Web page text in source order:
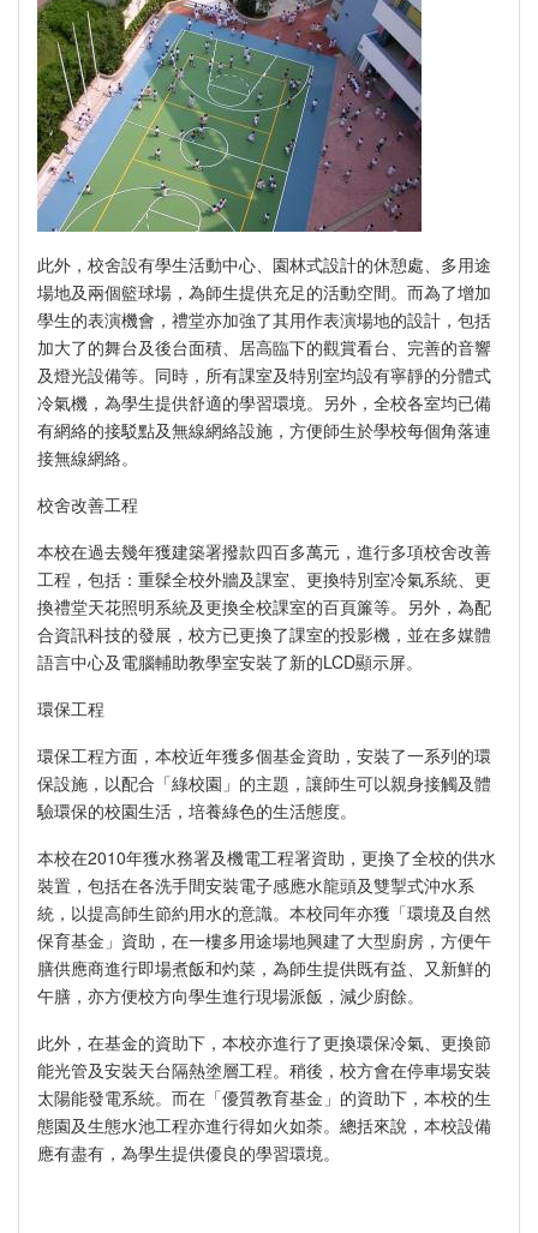
此外，校舍設有學生活動中心、園林式設計的休憩處、多用途
場地及兩個籃球場，為師生提供充足的活動空間。而為了增加
學生的表演機會，禮堂亦加強了其用作表演場地的設計，包括
加大了的舞台及後台面積、居高臨下的觀賞看台、完善的音響
及燈光設備等。同時，所有課室及特別室均設有寧靜的分體式
冷氣機，為學生提供舒適的學習環境。另外，全校各室均已備
有網絡的接駁點及無線網絡設施，方便師生於學校每個角落連
接無線網絡。
校舍改善工程
本校在過去幾年獲建築署撥款四百多萬元，進行多項校舍改善
工程，包括：重髹全校外牆及課室、更換特別室冷氣系統、更
換禮堂天花照明系統及更換全校課室的百頁簾等。另外，為配
合資訊科技的發展，校方已更換了課室的投影機，並在多媒體
語言中心及電腦輔助教學室安裝了新的LCD顯示屏。
環保工程
環保工程方面，本校近年獲多個基金資助，安裝了一系列的環
保設施，以配合「綠校園」的主題，讓師生可以親身接觸及體
驗環保的校園生活，培養綠色的生活態度。
本校在2010年獲水務署及機電工程署資助，更換了全校的供水
裝置，包括在各洗手間安裝電子感應水龍頭及雙掣式沖水系
統，以提高師生節約用水的意識。本校同年亦獲「環境及自然
保育基金」資助，在一樓多用途場地興建了大型廚房，方便午
膳供應商進行即場煮飯和灼菜，為師生提供既有益、又新鮮的
午膳，亦方便校方向學生進行現場派飯，減少廚餘。
此外，在基金的資助下，本校亦進行了更換環保冷氣、更換節
能光管及安裝天台隔熱塗層工程。稍後，校方會在停車場安裝
太陽能發電系統。而在「優質教育基金」的資助下，本校的生
態園及生態水池工程亦進行得如火如荼。總括來說，本校設備
應有盡有，為學生提供優良的學習環境。